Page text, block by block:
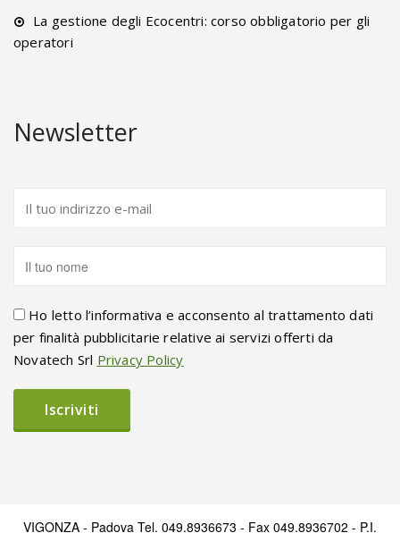
La gestione degli Ecocentri: corso obbligatorio per gli
operatori
Newsletter
Ho letto l’informativa e acconsento al trattamento dati
per finalità pubblicitarie relative ai servizi offerti da
Novatech Srl Privacy Policy
VIGONZA - Padova Tel. 049.8936673 - Fax 049.8936702 - P.I.